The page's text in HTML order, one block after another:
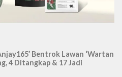
Bentrok Lawan ‘Wartan
4 Ditangkap & 17 Jadi